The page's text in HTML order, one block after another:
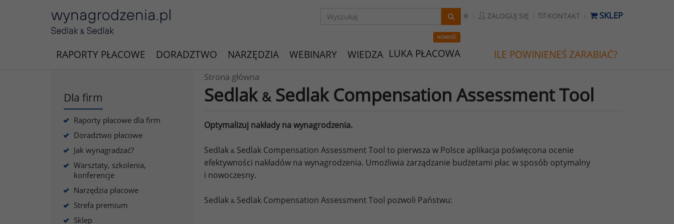
ZALOGUJ SIĘ KONTAKT SKLEP
RAPORTY PŁACOWE DORADZTWO NARZĘDZIA WEBINARY WIEDZA
NOWOŚĆ
LUKA PŁACOWA ILE POWINIENEŚ ZARABIAĆ?
Dla firm
Raporty płacowe dla firm
Doradztwo płacowe
Jak wynagradzać?
Warsztaty, szkolenia,
konferencje
Narzędzia płacowe
Strefa premium
Sklep
Strona główna
Sedlak &Sedlak Compensation Assessment Tool
Optymalizuj nakłady na wynagrodzenia.
Sedlak & Sedlak Compensation Assessment Tool to pierwsza w Polsce aplikacja poświęcona ocenie
efektywności nakładów na wynagrodzenia. Umożliwia zarządzanie budżetami płac w sposób optymalny
i nowoczesny.
Sedlak & Sedlak Compensation Assessment Tool pozwoli Państwu: